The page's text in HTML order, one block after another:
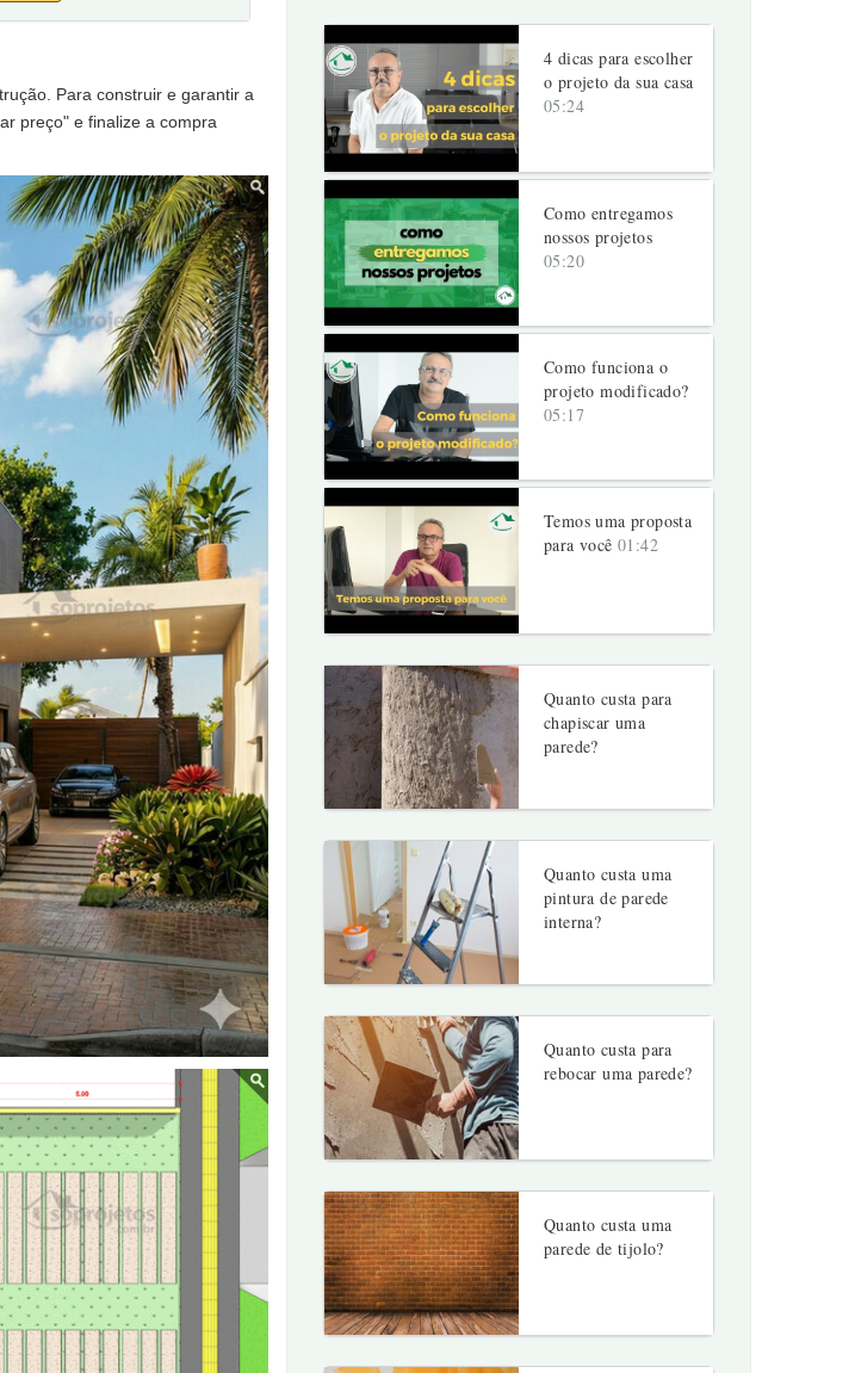
Para construir e garantir a
preço" e finalize a compra
4 dicas para escolher
o projeto da sua casa
05:24
Como entregamos
nossos projetos
05:20
Como funciona o
projeto modificado?
05:17
Temos uma proposta
para você01:42
Quanto custa para
chapiscar uma
parede?
Quanto custa uma
pintura de parede
interna?
Quanto custa para
rebocar uma parede?
Quanto custa uma
parede de tijolo?